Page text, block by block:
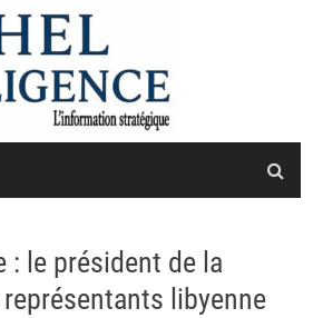
: le président de la
libyenne